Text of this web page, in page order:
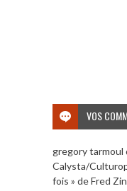
VOS
gregory tarmoul
Calysta/
fois » de Fred